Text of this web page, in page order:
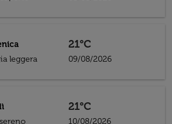
leggera
21°C
09/08/2026
21°C
10/08/2026